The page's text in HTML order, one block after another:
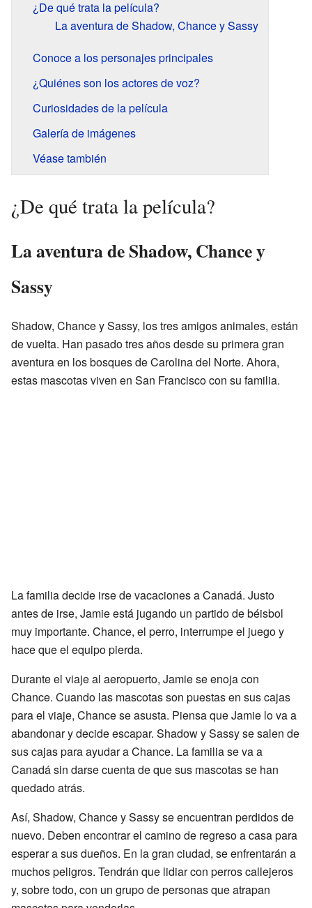
¿De qué trata la película?
La aventura de Shadow, Chance y Sassy
Conoce a los personajes principales
¿Quiénes son los actores de voz?
Curiosidades de la película
Galería de imágenes
Véase también
¿De qué trata la película?
La aventura de Shadow, Chance y
Sassy
Shadow, Chance y Sassy, los tres amigos animales, están
de vuelta. Han pasado tres años desde su primera gran
aventura en los bosques de Carolina del Norte. Ahora,
estas mascotas viven en San Francisco con su familia.
La familia decide irse de vacaciones a Canadá. Justo
antes de irse, Jamie está jugando un partido de béisbol
muy importante. Chance, el perro, interrumpe el juego y
hace que el equipo pierda.
Durante el viaje al aeropuerto, Jamie se enoja con
Chance. Cuando las mascotas son puestas en sus cajas
para el viaje, Chance se asusta. Piensa que Jamie lo va a
abandonar y decide escapar. Shadow y Sassy se salen de
sus cajas para ayudar a Chance. La familia se va a
Canadá sin darse cuenta de que sus mascotas se han
quedado atrás.
Así, Shadow, Chance y Sassy se encuentran perdidos de
nuevo. Deben encontrar el camino de regreso a casa para
esperar a sus dueños. En la gran ciudad, se enfrentarán a
muchos peligros. Tendrán que lidiar con perros callejeros
y, sobre todo, con un grupo de personas que atrapan